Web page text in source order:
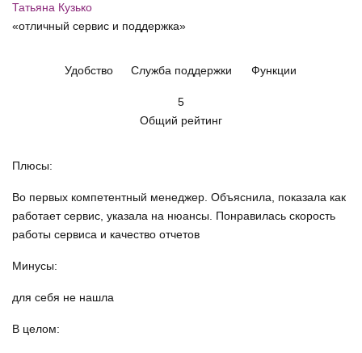
Татьяна Кузько
«отличный сервис и поддержка»
Удобство Служба поддержки Функции
5
Общий рейтинг
Плюсы:
Во первых компетентный менеджер. Объяснила, показала как
работает сервис, указала на нюансы. Понравилась скорость
работы сервиса и качество отчетов
Минусы:
для себя не нашла
В целом: